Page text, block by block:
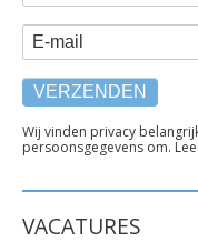
E-mail
TEKST
ONDER
Wij vinden privacy
persoonsgegevens om.
VACATURES